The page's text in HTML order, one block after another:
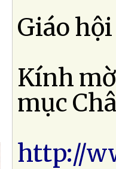
Giáo
Kính
mục
http://